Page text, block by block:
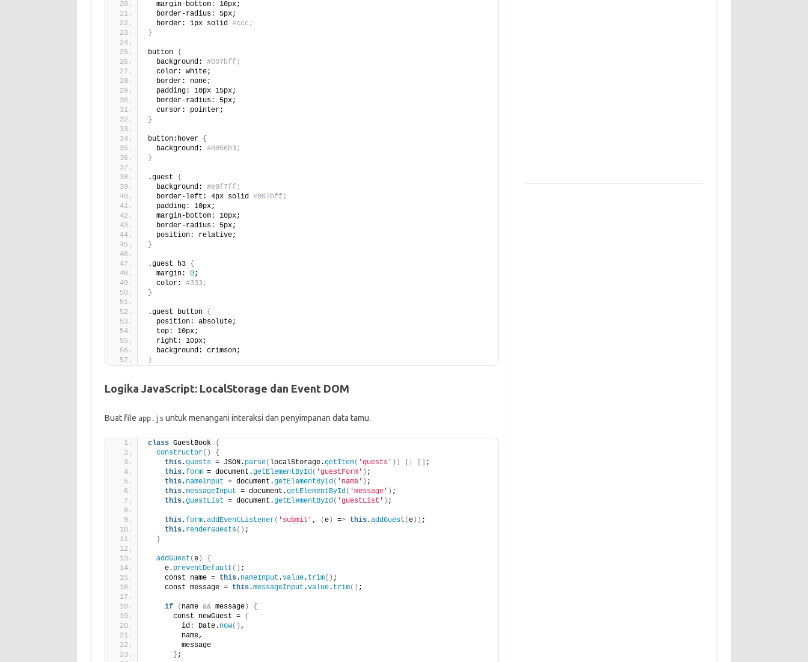
  margin-bottom: 10px;
  border-radius: 5px;
  border: 1px solid
#ccc;
}
button {
  background:
#007bff;
  color: white;
  border: none;
  padding: 10px 15px;
  border-radius: 5px;
  cursor: pointer;
}
button:hover {
  background:
#0056b3;
}
.guest {
  background:
#e9f7ff;
  border-left: 4px solid
#007bff;
  padding: 10px;
  margin-bottom: 10px;
  border-radius: 5px;
  position: relative;
}
.guest h3 {
  margin:
0;
  color:
#333;
}
.guest button {
  position: absolute;
  top: 10px;
  right: 10px;
  background: crimson;
}
Logika JavaScript: LocalStorage dan Event DOM
Buat file app.js untuk menangani interaksi dan penyimpanan data tamu.
class GuestBook {
constructor()
{
this.guests = JSON. parse( localStorage.getItem( 'guests' ))
;
this.form = document.getElementById( 'guestForm' ) ;
this. nameInput = document.getElementById( 'name' ) ;
this.messageInput = document.getElementById( 'message' ) ;
this.guestList = document.getElementById( 'guestList' ) ;
this.form.addEventListener( 'submit' , (e) => this.addGuest (e)) ;
this. renderGuests() ;
}
addGuest (e)
{
    e.
preventDefault () ;
    const name =
this. nameInput .value. trim() ;
    const message =
this.messageInput .value. trim() ;
if ( name && message)
{
      const newGuest =
{
        id: Date.
now() ,
        name,
        message
} ;